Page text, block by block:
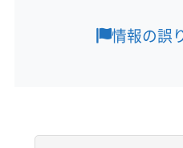
日
情報の誤